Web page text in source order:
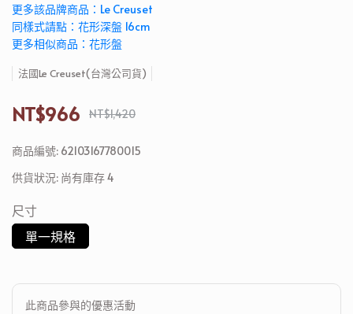
更多該品牌商品：Le Creuset
同樣式請點：花形深盤 16cm
更多相似商品：花形盤
法國Le Creuset(台灣公司貨)
NT$966 NT$1,420
商品編號: 62103167780015
供貨狀況: 尚有庫存 4
尺寸
單一規格
此商品參與的優惠活動